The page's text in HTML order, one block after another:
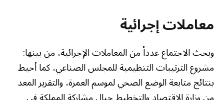
معاملات إجرائية
وبحث الاجتماع عدداً من المعاملات الإجرائية، من بينها:
مشروع الترتيبات التنظيمية للمجلس الصناعي، كما أحيط
بنتائج متابعة الوضع الصحي لموسم العمرة، والتقرير المعد